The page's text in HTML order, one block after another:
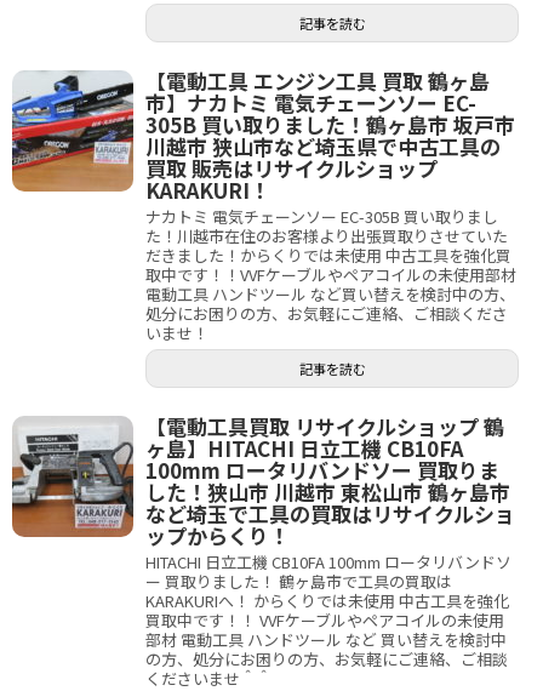
記事を読む
【電動工具 エンジン工具 買取 鶴ヶ島
市】ナカトミ 電気チェーンソー EC-
305B 買い取りました！鶴ヶ島市 坂戸市
川越市 狭山市など埼玉県で中古工具の
買取 販売はリサイクルショップ
KARAKURI！
ナカトミ 電気チェーンソー EC-305B 買い取りまし
た！川越市在住のお客様より出張買取りさせていた
だきました！からくりでは未使用 中古工具を強化買
取中です！！VVFケーブルやペアコイルの未使用部材
電動工具 ハンドツール など買い替えを検討中の方、
処分にお困りの方、お気軽にご連絡、ご相談くださ
いませ！
記事を読む
【電動工具買取 リサイクルショップ 鶴
ヶ島】HITACHI 日立工機 CB10FA
100mm ロータリバンドソー 買取りま
した！狭山市 川越市 東松山市 鶴ヶ島市
など埼玉で工具の買取はリサイクルショ
ップからくり！
HITACHI 日立工機 CB10FA 100mm ロータリバンドソ
ー 買取りました！ 鶴ヶ島市で工具の買取は
KARAKURIへ！ からくりでは未使用 中古工具を強化
買取中です！！ VVFケーブルやペアコイルの未使用
部材 電動工具 ハンドツール など 買い替えを検討中
の方、処分にお困りの方、お気軽にご連絡、ご相談
くださいませ＾＾